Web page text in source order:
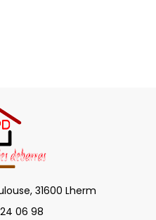
31600 Lherm
06 98